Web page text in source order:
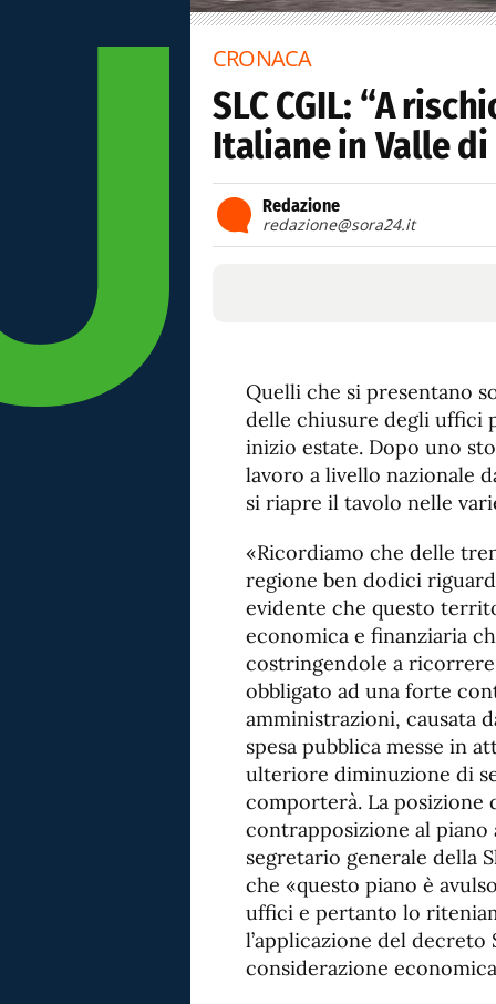
CRONACA
SLC CGIL: “A
Italiane in Valle di
Redazione
redazione@sora24.it
Quelli che si presentano
delle chiusure degli uffici
inizio estate. Dopo uno
lavoro a livello nazionale
si riapre il tavolo nelle
«Ricordiamo che delle
regione ben dodici
evidente che questo
economica e finanziaria
costringendole a
obbligato ad una forte
amministrazioni, causata
spesa pubblica messe in
ulteriore diminuzione di
comporterà. La posizione
contrapposizione al piano
segretario generale della
che «questo piano è
uffici e pertanto lo
l’applicazione del decreto
considerazione